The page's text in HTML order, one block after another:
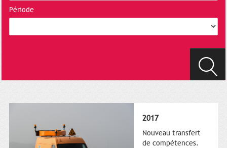
Période
2017
Nouveau transfert
de compétences.